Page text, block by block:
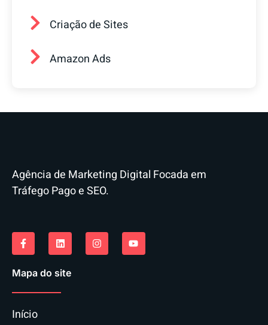
Criação de Sites
Amazon Ads
Agência de Marketing Digital Focada em
Tráfego Pago e SEO.
Mapa do site
Início